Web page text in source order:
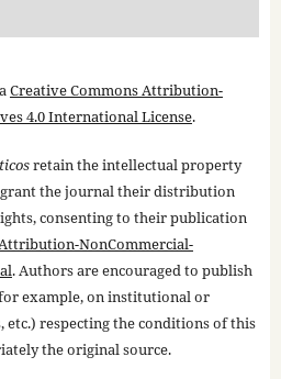
Creative Commons Attribution-
4.0 International License.
retain the intellectual property
the journal their distribution
consenting to their publication
NonCommercial-
. Authors are encouraged to publish
example, on institutional or
etc.) respecting the conditions of this
the original source.